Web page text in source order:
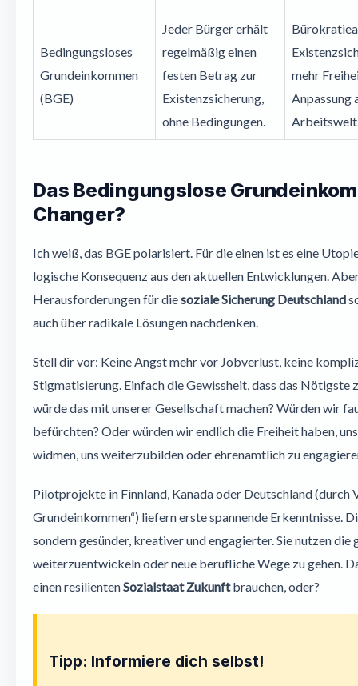
Bedingungsloses
Grundeinkommen
(BGE)
Jeder Bürger erhält
regelmäßig einen
festen Betrag zur
Existenzsicherung,
ohne Bedingungen.
mehr
Anpassung
Das Bedingungslose
Changer?
Ich weiß, das BGE polarisiert. Für die einen ist es eine
logische Konsequenz aus den aktuellen Entwicklungen.
Herausforderungen für diesoziale Sicherung Deutschland
auch über radikale Lösungen nachdenken.
Stell dir vor: Keine Angst mehr vor Jobverlust, keine
Stigmatisierung. Einfach die Gewissheit, dass das Nötigste
würde das mit unserer Gesellschaft machen? Würden wir
befürchten? Oder würden wir endlich die Freiheit haben,
widmen, uns weiterzubilden oder ehrenamtlich zu
Pilotprojekte in Finnland, Kanada oder Deutschland (durch
Grundeinkommen“) liefern erste spannende Erkenntnisse.
sondern gesünder, kreativer und engagierter. Sie nutzen die
weiterzuentwickeln oder neue berufliche Wege zu gehen.
einen resilientenSozialstaat Zukunftbrauchen, oder?
Tipp: Informiere dich selbst!